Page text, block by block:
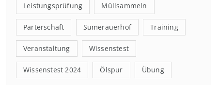
Leistungsprüfung Müllsammeln
Parterschaft Sumerauerhof Training
Veranstaltung Wissenstest
Wissenstest 2024 Ölspur Übung